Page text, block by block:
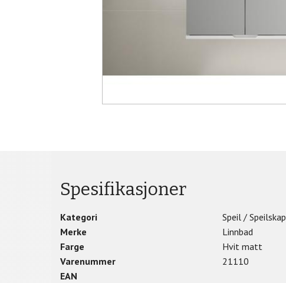
Spesifikasjoner
Kategori
Speil / Speilskap
Merke
Linnbad
Farge
Hvit matt
Varenummer
21110
EAN